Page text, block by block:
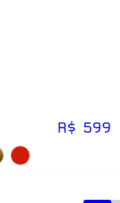
R$ 599